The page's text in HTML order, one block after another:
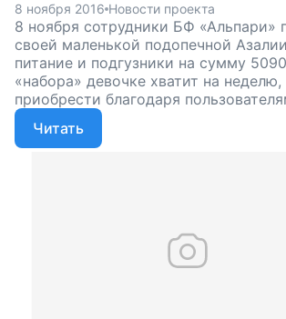
8 ноября 2016 Новости проекта
8 ноября сотрудники БФ «Альпари»
своей маленькой подопечной
питание и подгузники на сумму
«набора» девочке хватит на неделю,
приобрести благодаря
Mail.Ru. Спасибо всем, кто помогает
Читать